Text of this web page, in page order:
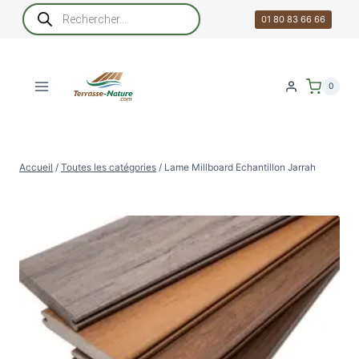
Recherche
de
produits
01 80 83 66 66
0
Accueil / Toutes les catégories / Lame Millboard Echantillon Jarrah